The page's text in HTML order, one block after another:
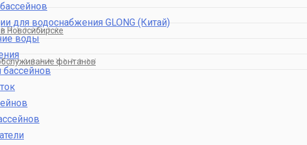
для водоснабжения GLONG (Китай)
воды
Новосибирске
фонтанов